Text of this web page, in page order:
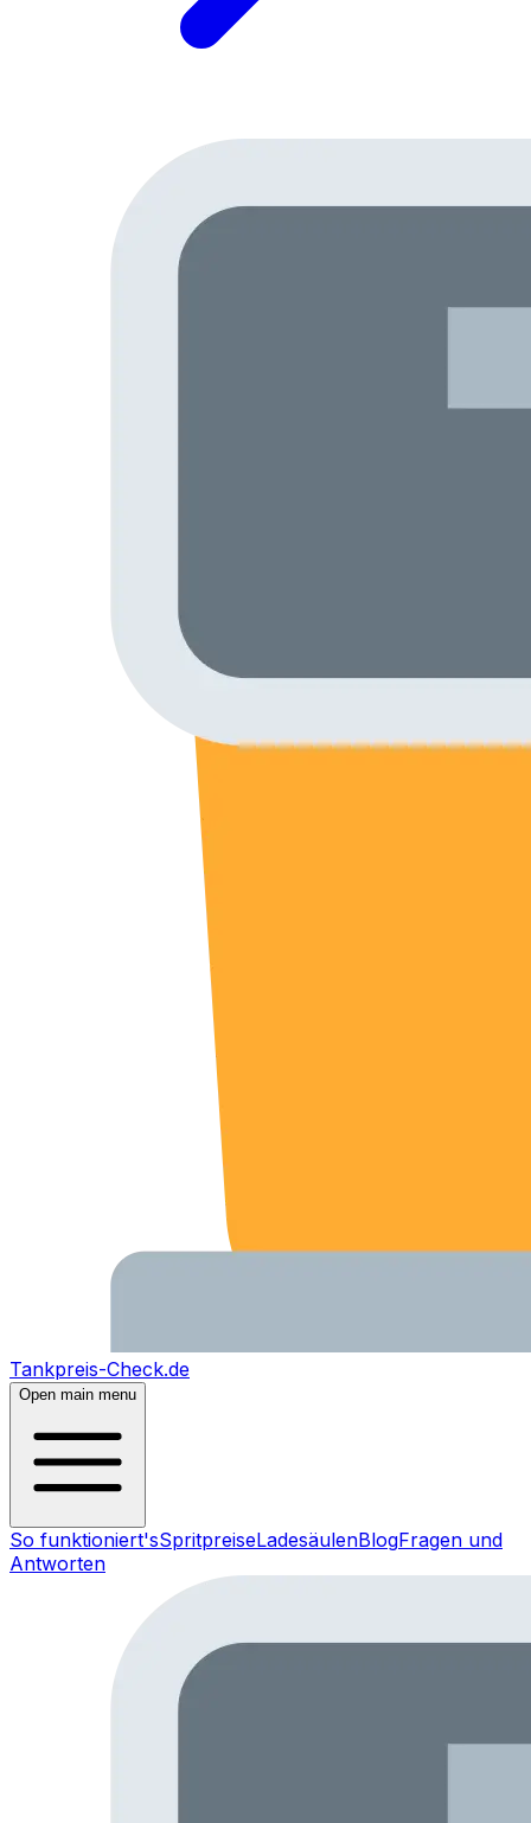
Tankpreis-Check.de
Open main menu
So funktioniert'sSpritpreiseLadesäulenBlogFragen und
Antworten